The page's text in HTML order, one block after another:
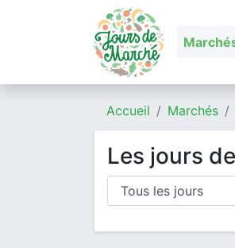
Accueil Marchés
Les jours